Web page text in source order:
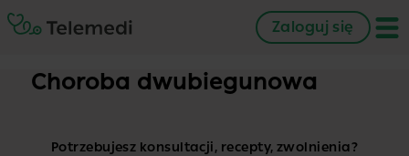
Zaloguj się
Choroba dwubiegunowa
Potrzebujesz konsultacji, recepty, zwolnienia?